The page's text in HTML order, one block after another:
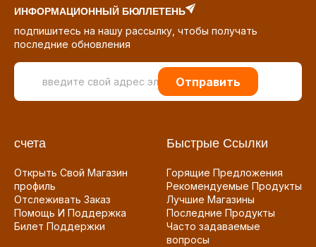
ИНФОРМАЦИОННЫЙ БЮЛЛЕТЕНЬ
подпишитесь на нашу рассылку, чтобы получать
последние обновления
Отправить
счета
Открыть Свой Магазин
профиль
Отслеживать Заказ
Помощь И Поддержка
Билет Поддержки
Быстрые Ссылки
Горящие Предложения
Рекомендуемые Продукты
Лучшие Магазины
Последние Продукты
Часто задаваемые
вопросы